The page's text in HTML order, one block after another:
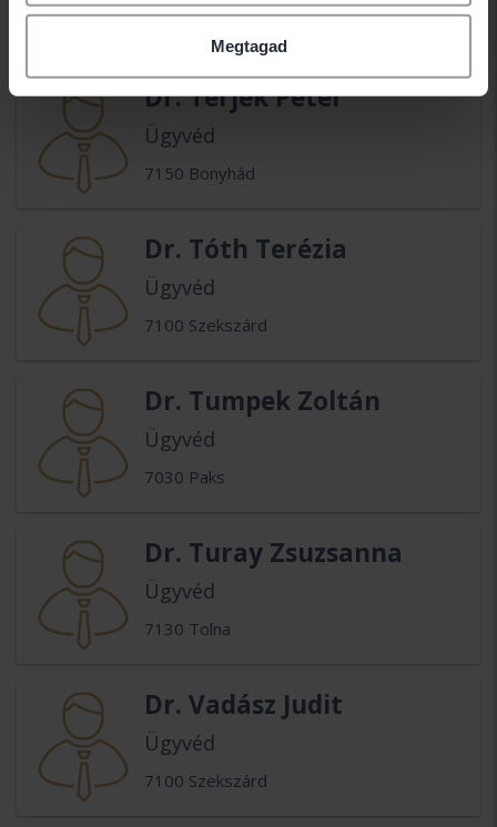
Megtagad
7100 Szekszárd
Dr. Terjék Péter
Ügyvéd
7150 Bonyhád
Dr. Tóth Terézia
Ügyvéd
7100 Szekszárd
Dr. Tumpek Zoltán
Ügyvéd
7030 Paks
Dr. Turay Zsuzsanna
Ügyvéd
7130 Tolna
Dr. Vadász Judit
Ügyvéd
7100 Szekszárd